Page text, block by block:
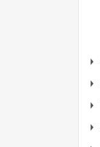
▶
▶
▶
▶